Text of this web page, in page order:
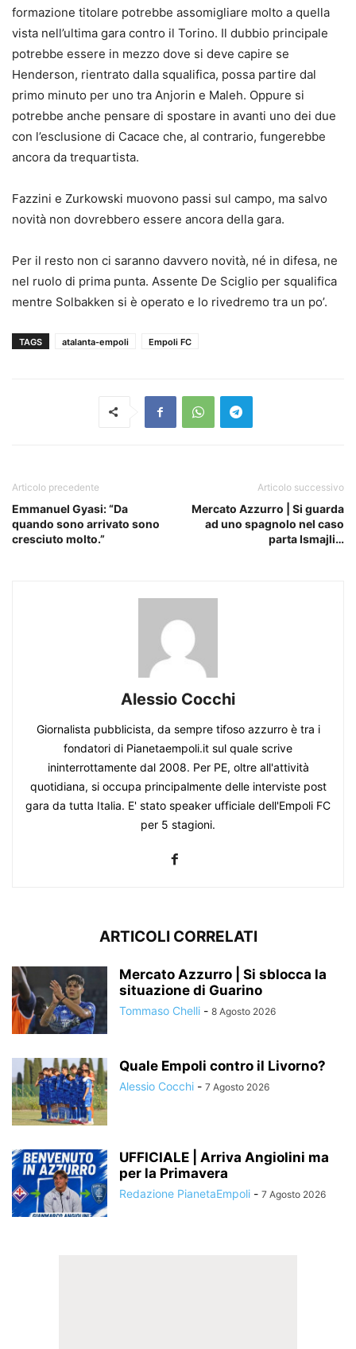
formazione titolare potrebbe assomigliare molto a quella
vista nell’ultima gara contro il Torino. Il dubbio principale
potrebbe essere in mezzo dove si deve capire se
Henderson, rientrato dalla squalifica, possa partire dal
primo minuto per uno tra Anjorin e Maleh. Oppure si
potrebbe anche pensare di spostare in avanti uno dei due
con l’esclusione di Cacace che, al contrario, fungerebbe
ancora da trequartista.
Fazzini e Zurkowski muovono passi sul campo, ma salvo
novità non dovrebbero essere ancora della gara.
Per il resto non ci saranno davvero novità, né in difesa, ne
nel ruolo di prima punta. Assente De Sciglio per squalifica
mentre Solbakken si è operato e lo rivedremo tra un po’.
TAGS atalanta-empoli Empoli FC
Articolo precedente
Emmanuel Gyasi: “Da
quando sono arrivato sono
cresciuto molto.”
Articolo successivo
Mercato Azzurro | Si guarda
ad uno spagnolo nel caso
parta Ismajli…
Alessio Cocchi
Giornalista pubblicista, da sempre tifoso azzurro è tra i
fondatori di Pianetaempoli.it sul quale scrive
ininterrottamente dal 2008. Per PE, oltre all'attività
quotidiana, si occupa principalmente delle interviste post
gara da tutta Italia. E' stato speaker ufficiale dell'Empoli FC
per 5 stagioni.
ARTICOLI CORRELATI
Mercato Azzurro | Si sblocca la
situazione di Guarino
Tommaso Chelli - 8 Agosto 2026
Quale Empoli contro il Livorno?
Alessio Cocchi - 7 Agosto 2026
UFFICIALE | Arriva Angiolini ma
per la Primavera
Redazione PianetaEmpoli - 7 Agosto 2026